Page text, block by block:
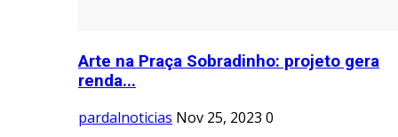
Arte na Praça Sobradinho: projeto gera
renda...
pardalnoticias Nov 25, 2023 0